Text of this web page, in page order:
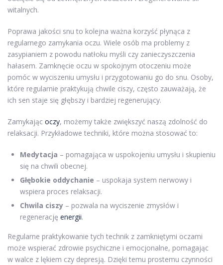
witalnych.
Poprawa jakości snu to kolejna ważna korzyść płynąca z
regularnego zamykania oczu. Wiele osób ma problemy z
zasypianiem z powodu natłoku myśli czy zanieczyszczenia
hałasem. Zamknęcie oczu w spokojnym otoczeniu może
pomóc w wyciszeniu umysłu i przygotowaniu go do snu. Osoby,
które regularnie praktykują chwile ciszy, często zauważają, że
ich sen staje się głębszy i bardziej regenerujący.
Zamykając oczy, możemy także zwiększyć naszą zdolność do
relaksacji. Przykładowe techniki, które można stosować to:
Medytacja – pomagająca w uspokojeniu umysłu i skupieniu
się na chwili obecnej.
Głębokie oddychanie – uspokaja system nerwowy i
wspiera proces relaksacji.
Chwila ciszy – pozwala na wyciszenie zmysłów i
regenerację energii.
Regularne praktykowanie tych technik z zamkniętymi oczami
może wspierać zdrowie psychiczne i emocjonalne, pomagając
w walce z lękiem czy depresją. Dzięki temu prostemu czynności